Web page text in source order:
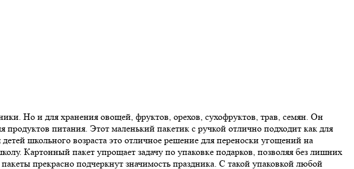
Но и для хранения овощей, фруктов, орехов, сухофруктов, трав, семян. Он
продуктов питания. Этот маленький пакетик с ручкой отлично подходит как для
школьного возраста это отличное решение для переноски угощений на
Картонный пакет упрощает задачу по упаковке подарков, позволяя без лишних
прекрасно подчеркнут значимость праздника. С такой упаковкой любой